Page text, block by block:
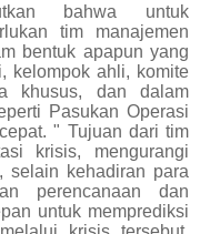
bahwa untuk
tim manajemen
bentuk apapun yang
kelompok ahli, komite
khusus, dan dalam
Pasukan Operasi
" Tujuan dari tim
krisis, mengurangi
selain kehadiran para
perencanaan dan
untuk memprediksi